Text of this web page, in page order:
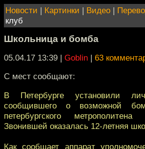
Новости | Картинки | Видео |
клуб
Школьница и бомба
05.04.17 13:39 | Goblin | 63
С мест сообщают:
В Петербурге установили
сообщившего о возможной
петербургского
Звонившей оказалась 12-летняя
Как сообщает аппарат